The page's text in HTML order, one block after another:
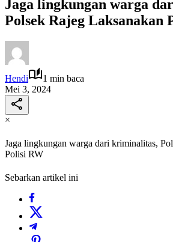
Jaga lingkungan warga
Polsek Rajeg Laksanakan
Hendi
1 min baca
Mei 3, 2024
×
Jaga lingkungan warga dari kriminalitas,
Polisi RW
Sebarkan artikel ini